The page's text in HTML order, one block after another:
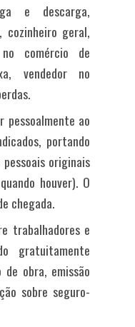
e descarga,
geral,
comércio de
vendedor no
pessoalmente ao
portando
originais
houver). O
chegada.
trabalhadores e
gratuitamente
obra, emissão
sobre seguro-